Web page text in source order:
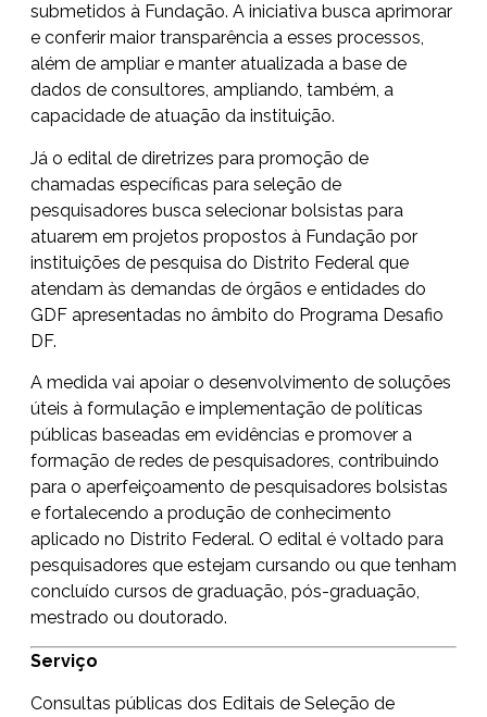
submetidos à Fundação. A iniciativa busca aprimorar
e conferir maior transparência a esses processos,
além de ampliar e manter atualizada a base de
dados de consultores, ampliando, também, a
capacidade de atuação da instituição.
Já o edital de diretrizes para promoção de
chamadas específicas para seleção de
pesquisadores busca selecionar bolsistas para
atuarem em projetos propostos à Fundação por
instituições de pesquisa do Distrito Federal que
atendam às demandas de órgãos e entidades do
GDF apresentadas no âmbito do Programa Desafio
DF.
A medida vai apoiar o desenvolvimento de soluções
úteis à formulação e implementação de políticas
públicas baseadas em evidências e promover a
formação de redes de pesquisadores, contribuindo
para o aperfeiçoamento de pesquisadores bolsistas
e fortalecendo a produção de conhecimento
aplicado no Distrito Federal. O edital é voltado para
pesquisadores que estejam cursando ou que tenham
concluído cursos de graduação, pós-graduação,
mestrado ou doutorado.
Serviço
Consultas públicas dos Editais de Seleção de